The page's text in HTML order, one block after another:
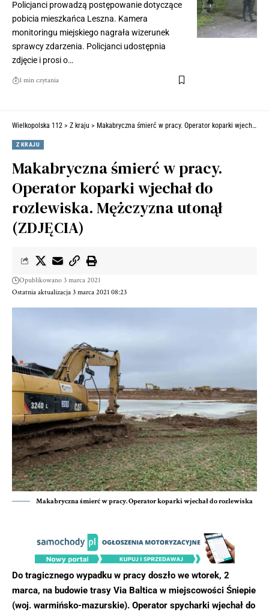
Policjanci prowadzą postępowanie dotyczące
pobicia mieszkańca Leszna. Kamera
monitoringu miejskiego nagrała wizerunek
sprawcy zdarzenia. Policjanci udostępnia
zdjęcie i prosi o…
1 min czytania
Wielkopolska 112 > Z kraju > Makabryczna śmierć w pracy. Operator koparki wjechał do rozlewiska. Mężczyzna utonął (ZDJĘCIA)
Z KRAJU
Makabryczna śmierć w pracy.
Operator koparki wjechał do
rozlewiska. Mężczyzna utonął
(ZDJĘCIA)
Ostatnia aktualizacja 3 marca 2021 08:23
Opublikowano 3 marca 2021
Makabryczna śmierć w pracy. Operator koparki wjechał do rozlewiska
Do tragicznego wypadku w pracy doszło we wtorek, 2
marca, na budowie trasy Via Baltica w miejscowości Śniepie
(woj. warmińsko-mazurskie). Operator spycharki wjechał do